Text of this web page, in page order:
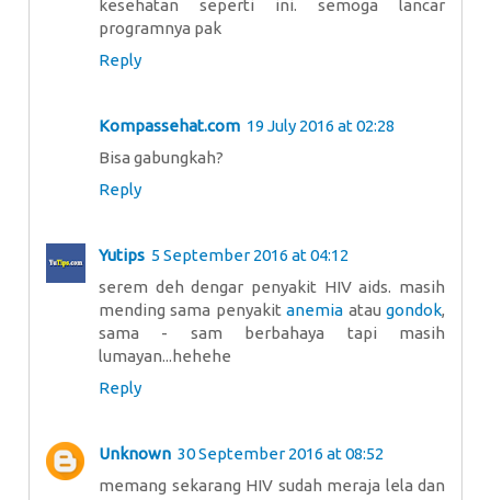
kesehatan seperti ini. semoga lancar
programnya pak
Reply
Kompassehat.com 19 July 2016 at 02:28
Bisa gabungkah?
Reply
Yutips 5 September 2016 at 04:12
serem deh dengar penyakit HIV aids. masih
mending sama penyakitanemia ataugondok,
sama - sam berbahaya tapi masih
lumayan...hehehe
Reply
Unknown 30 September 2016 at 08:52
memang sekarang HIV sudah meraja lela dan